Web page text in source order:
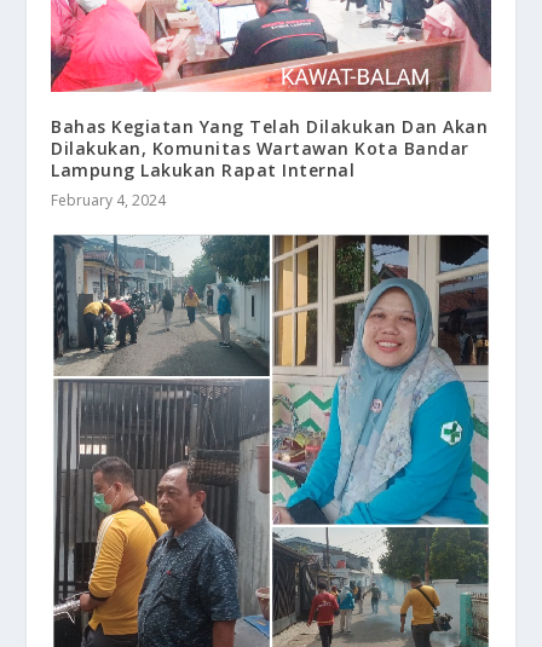
Bahas Kegiatan Yang Telah Dilakukan Dan Akan
Dilakukan, Komunitas Wartawan Kota Bandar
Lampung Lakukan Rapat Internal
February 4, 2024